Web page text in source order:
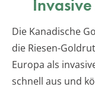
Die Kanadische
die Riesen-
Europa als
schnell aus und